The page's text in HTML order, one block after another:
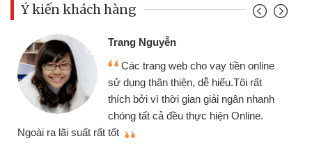
Ý kiến khách hàng
cho vay tiền online
dễ hiểu.Tôi rất
giải ngân nhanh
hiện Online.
Mình cần tiền gấp
chiếc xe wave nhưng
gói vay tiền bằng
cần gặp mặt nên rất
thiệu cho bạn bè biết